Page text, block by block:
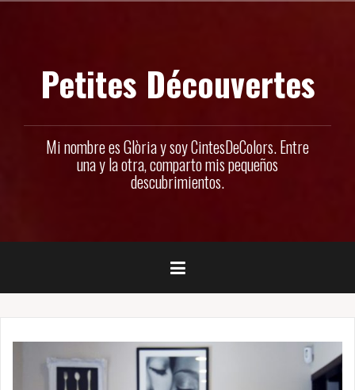
Petites Découvertes
Mi nombre es Glòria y soy CintesDeColors. Entre
una y la otra, comparto mis pequeños
descubrimientos.